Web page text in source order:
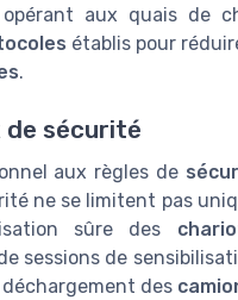
aux quais de
établis pour
.
de sécurité
aux règles de
ne se limitent pas
sûre des
sessions de
des